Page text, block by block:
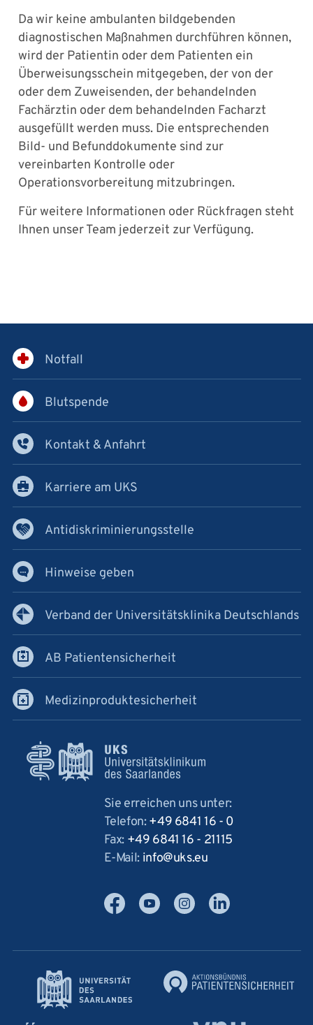
Da wir keine ambulanten bildgebenden
diagnostischen Maßnahmen durchführen können,
wird der Patientin oder dem Patienten ein
Überweisungsschein mitgegeben, der von der
oder dem Zuweisenden, der behandelnden
Fachärztin oder dem behandelnden Facharzt
ausgefüllt werden muss. Die entsprechenden
Bild- und Befunddokumente sind zur
vereinbarten Kontrolle oder
Operationsvorbereitung mitzubringen.
Für weitere Informationen oder Rückfragen steht
Ihnen unser Team jederzeit zur Verfügung.
Notfall
Blutspende
Kontakt & Anfahrt
Karriere am UKS
Antidiskriminierungsstelle
Hinweise geben
Verband der Universitätsklinika Deutschlands
AB Patientensicherheit
Medizinproduktesicherheit
Sie erreichen uns unter:
Telefon:+49 6841 16 - 0
Fax: +49 6841 16 - 21115
E-Mail: info ukseu